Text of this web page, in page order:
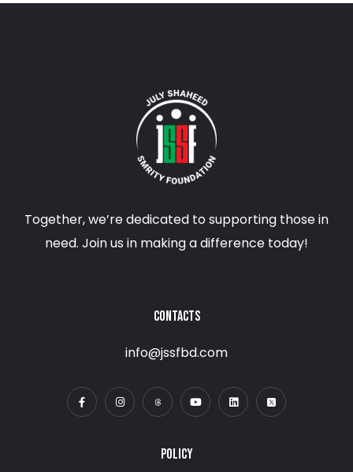
Together, we’re dedicated to supporting those in
need. Join us in making a difference today!
CONTACTS
info@jssfbd.com
POLICY